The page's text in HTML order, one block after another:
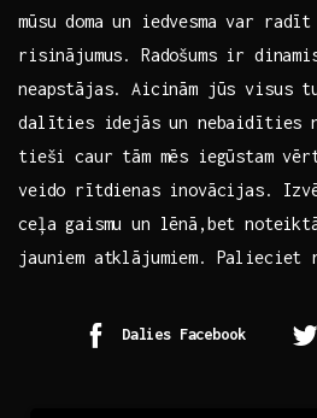
mūsu doma un iedvesma var
risinājumus. Radošums ⁤ir
neapstājas. Aicinām jūs visus
‍dalīties idejās un nebaidīties
tieši caur tām mēs iegūstam
‌veido rītdienas inovācijas.
ceļa gaismu un lēnā,bet
jauniem‌ atklājumiem.‌ Palieciet
Dalies Facebook